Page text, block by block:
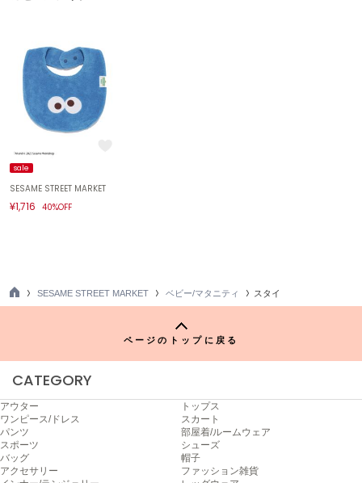
DANSKIN
ダンスキン
EIMY ISTOIRE
エイミー イストワール
emmi
エミ
emmi atelier
ETRÉ TOKYO
FILA
フィラ
FRAY I.D
フレイアイディー
sale
SESAME STREET MARKET
¥1,716 40%OFF
TO
SESAME STREET MARKET ベビー/マタニティ スタイ
ページのトップに戻る
CATEGORY
アウター
トップス
ワンピース/ドレス
スカート
パンツ
部屋着/ルームウェア
スポーツ
シューズ
バッグ
帽子
アクセサリー
ファッション雑貨